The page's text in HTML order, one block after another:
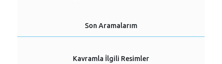
Son Aramalarım
Kavramla İlgili Resimler